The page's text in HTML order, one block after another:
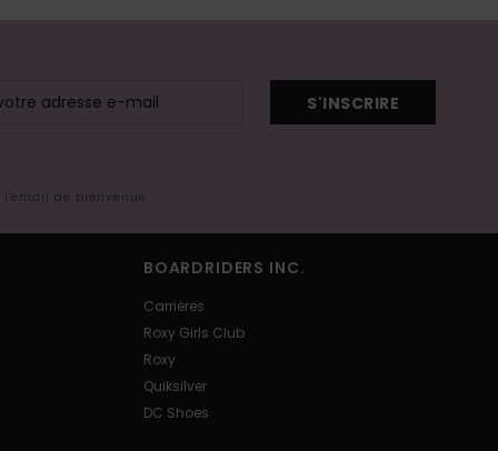
S'INSCRIRE
de bienvenue
BOARDRIDERS INC.
Carrières
Roxy Girls Club
Roxy
Quiksilver
DC Shoes